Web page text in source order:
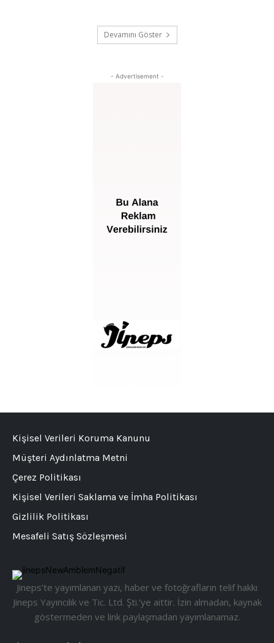
Devamını Göster
- Advertisement -
Jineps’te yayımlanan yazı, haber ve fotoğrafların telif hakkı
Jineps Yayıncılık ve Tic. Ltd. Şti.’ye aittir. İzin almadan, kaynak
göstermeden ve link paylaşmadan yayımlanamaz.
Kişisel Verileri Koruma Kanunu
Müşteri Aydınlatma Metni
Çerez Politikası
Kişisel Verileri Saklama ve İmha Politikası
Gizlilik Politikası
Mesafeli Satış Sözleşmesi